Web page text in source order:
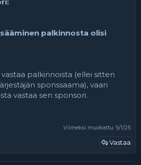
palkinnosta olisi
vastaa palkinnoista (ellei sitten
sponssaama), vaan
vastaa sen sponsori.
Viimeksi muokattu: 5/1/25
Vastaa